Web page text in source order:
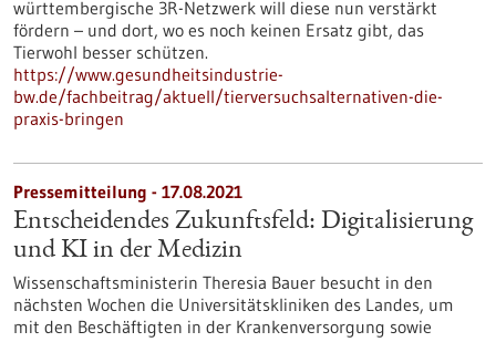
württembergische 3R-Netzwerk will diese nun verstärkt
fördern – und dort, wo es noch keinen Ersatz gibt, das
Tierwohl besser schützen.
https://www.gesundheitsindustrie-
bw.de/fachbeitrag/aktuell/tierversuchsalternativen-die-
praxis-bringen
Pressemitteilung - 17.08.2021
Entscheidendes Zukunftsfeld: Digitalisierung
und KI in der Medizin
Wissenschaftsministerin Theresia Bauer besucht in den
nächsten Wochen die Universitätskliniken des Landes, um
mit den Beschäftigten in der Kranken­ver­sorgung sowie